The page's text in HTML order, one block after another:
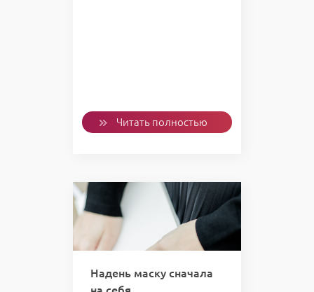
Читать полностью
Надень маску сначала